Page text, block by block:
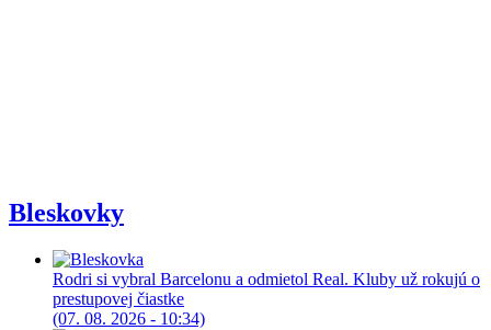
Bleskovky
Rodri si vybral Barcelonu a odmietol Real. Kluby už rokujú o
prestupovej čiastke
(07. 08. 2026 - 10:34)